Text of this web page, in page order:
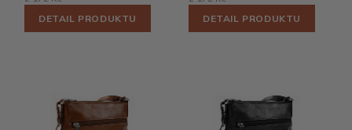
DETAIL PRODUKTU
DETAIL PRODUKTU